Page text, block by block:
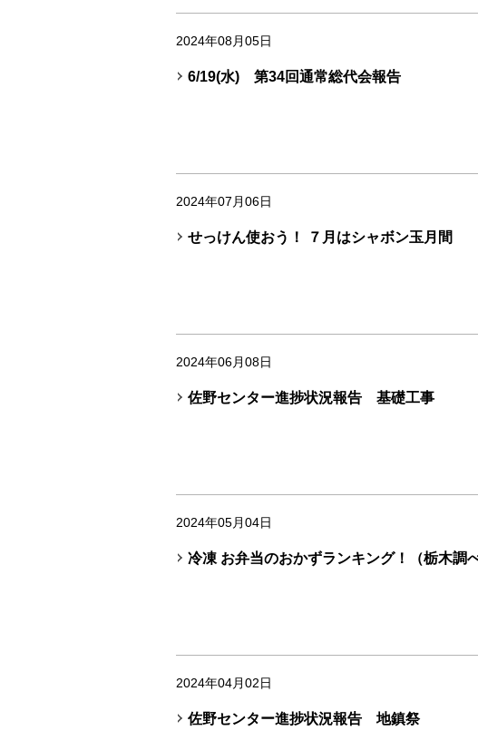
2024年08月05日
6/19(水) 第34回通常総代会報告
2024年07月06日
せっけん使おう！ ７月はシャボン玉月間
2024年06月08日
佐野センター進捗状況報告 基礎工事
2024年05月04日
冷凍 お弁当のおかずランキング！（栃木調べ
2024年04月02日
佐野センター進捗状況報告 地鎮祭